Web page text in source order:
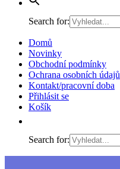
Search for:
Domů
Novinky
Obchodní podmínky
Ochrana osobních údajů
Kontakt/pracovní doba
Přihlásit se
Košík
Search for: